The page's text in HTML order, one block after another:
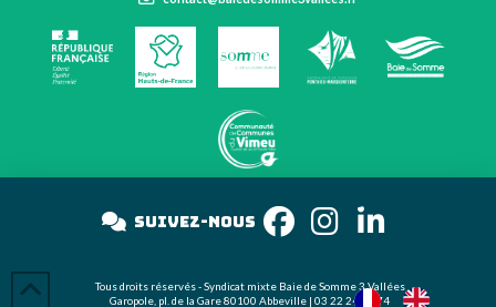
Suivez-noussu
Tous droits réservés - Syndicat mixte Baie de Somme 3 Vallées
Garopole, pl. de la Gare 80100 Abbeville | 03 22 24 40 74